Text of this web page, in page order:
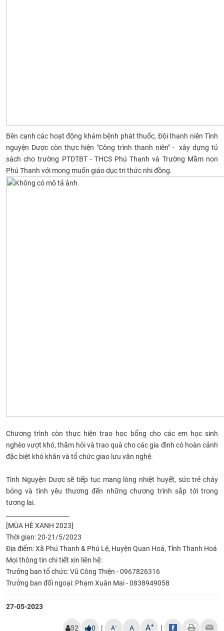
Bên cạnh các hoạt động khám bệnh phát thuốc, Đội thanh niên Tình
nguyện Dược còn thực hiện "Công trình thanh niên" - xây dựng tủ
sách cho trường PTDTBT - THCS Phú Thanh và Trường Mầm non
Phú Thanh với mong muốn giáo dục tri thức nhi đồng.
Chương trình còn thực hiện trao học bổng cho các em học sinh
nghèo vượt khó, thăm hỏi và trao quà cho các gia đình có hoàn cảnh
đặc biệt khó khăn và tổ chức giao lưu văn nghệ.
Tình Nguyện Dược sẽ tiếp tục mang lòng nhiệt huyết, sức trẻ cháy
bỏng và tình yêu thương đến những chương trình sắp tới trong
tương lai.
[MÙA HÈ XANH 2023]
Thời gian: 20-21/5/2023
Địa điểm: Xã Phú Thanh & Phú Lệ, Huyện Quan Hoá, Tỉnh Thanh Hoá
Mọi thông tin chi tiết xin liên hệ:
Trưởng ban tổ chức: Vũ Công Thiện - 0967826316
Trưởng ban đối ngoại: Phạm Xuân Mai - 0838949058
27-05-2023
52 0 | A- A A+ |